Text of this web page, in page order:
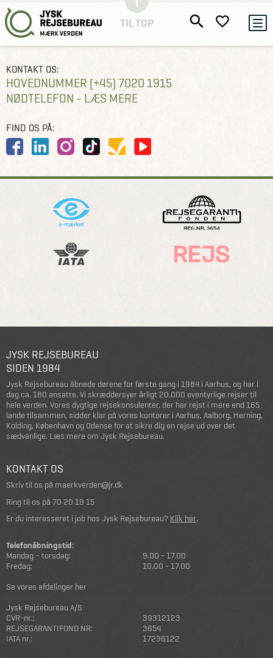
TIL TOP
KONTAKT OS:
HOVEDNUMMER (+45) 7020 1915
NØDTELEFON - LÆS MERE
FIND OS PÅ:
JYSK REJSEBUREAU
SIDEN 1984
Jysk Rejsebureau åbnede dørene for første gang i 1984 i Aarhus, og har i
dag ca. 180 ansatte. Vi skræddersyer årligt 20.000 eventyrlige rejser til
hele verden. Vores dygtige rejsekonsulenter, der har rejst i mere end 165
lande tilsammen, sidder klar på vores kontorer i Aarhus, Aalborg, Herning,
Kolding, København og Odense for at sikre dig en rejse ud over det
sædvanlige. Læs mere om Jysk Rejsebureau.
KONTAKT OS
Skriv til os på maerkverden@jr.dk
Ring til os på 70 20 19 15
Er du interesseret i job hos Jysk Rejsebureau? Klik her.
Telefonåbningstid:
Mandag – torsdag:
9.00 - 17.00
Fredag:
10.00 - 17.00
Se vores afdelinger her
Jysk Rejsebureau A/S
CVR-nr.:
39312123
REJSEGARANTIFOND NR:
3654
IATA nr.:
17236122